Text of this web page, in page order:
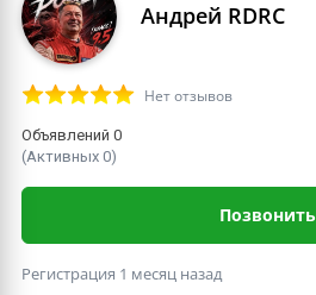
Андрей RDRC
Нет отзывов
Объявлений 0
(Активных 0)
Позвонить
Регистрация 1 месяц назад